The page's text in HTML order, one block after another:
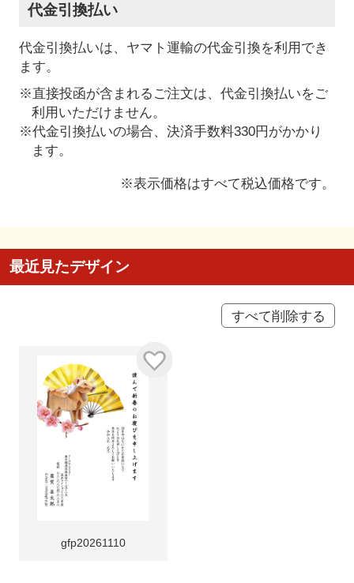
代金引換払い
代金引換払いは、ヤマト運輸の代金引換を利用でき
ます。
※直接投函が含まれるご注文は、代金引換払いをご
利用いただけません。
※代金引換払いの場合、決済手数料330円がかかり
ます。
※表示価格はすべて税込価格です。
最近見たデザイン
すべて削除する
gfp20261110